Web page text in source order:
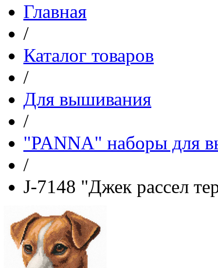
Главная
/
Каталог товаров
/
Для вышивания
/
"PANNA" наборы для
/
J-7148 "Джек рассел